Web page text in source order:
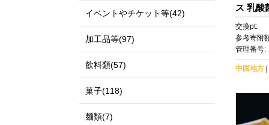
ス 乳酸
樹園
交換pt:
参考寄附
管理番号:
中国地方
イベントやチケット等(42)
加工品等(97)
飲料類(57)
菓子(118)
麺類(7)